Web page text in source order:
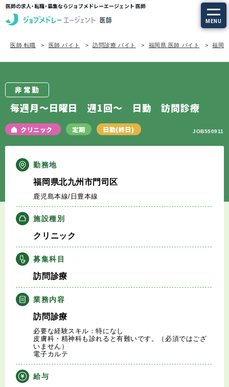
医師の求人・転職・募集ならジョブメドレーエージェント 医師
MENU
求人を探す
定期非常勤の求人
特集から探す
エージェントサービス
エージェントサービスTOP
サービスの流れ
キャリアアドバイザー紹介
医師の求人・転職Q&A
知りたい・聞きたい
転職成功事例
医師の転職マニュアル
データで見る医師の平均年収
医師 転職 医師 バイト 訪問診療 バイト 福岡県 医師 バイト 福岡
非常勤
毎週月～日曜日 週1回～ 日勤 訪問診療
クリニック 定期 日勤(終日) JOB550911
勤務地
福岡県北九州市門司区
鹿児島本線/日豊本線
施設種別
クリニック
募集科目
訪問診療
業務内容
訪問診療
必要な経験スキル：特になし
皮膚科・精神科も診れると有難いです。（必須ではござ
いません）
電子カルテ
給与